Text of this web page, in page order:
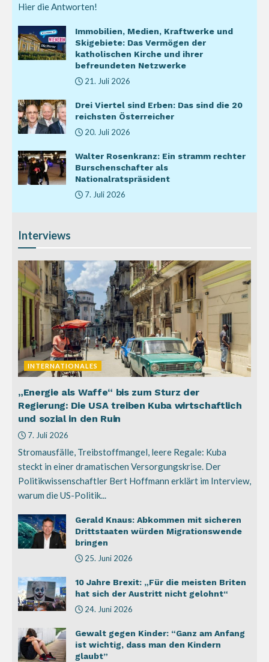
Hier die Antworten!
Immobilien, Medien, Kraftwerke und
Skigebiete: Das Vermögen der
katholischen Kirche und ihrer
befreundeten Netzwerke
21. Juli 2026
Drei Viertel sind Erben: Das sind die 20
reichsten Österreicher
20. Juli 2026
Walter Rosenkranz: Ein stramm rechter
Burschenschafter als
Nationalratspräsident
7. Juli 2026
Interviews
INTERNATIONALES
„Energie als Waffe“ bis zum Sturz der
Regierung: Die USA treiben Kuba wirtschaftlich
und sozial in den Ruin
7. Juli 2026
Stromausfälle, Treibstoffmangel, leere Regale: Kuba
steckt in einer dramatischen Versorgungskrise. Der
Politikwissenschaftler Bert Hoffmann erklärt im Interview,
warum die US-Politik...
Gerald Knaus: Abkommen mit sicheren
Drittstaaten würden Migrationswende
bringen
25. Juni 2026
10 Jahre Brexit: „Für die meisten Briten
hat sich der Austritt nicht gelohnt“
24. Juni 2026
Gewalt gegen Kinder: “Ganz am Anfang
ist wichtig, dass man den Kindern
glaubt”